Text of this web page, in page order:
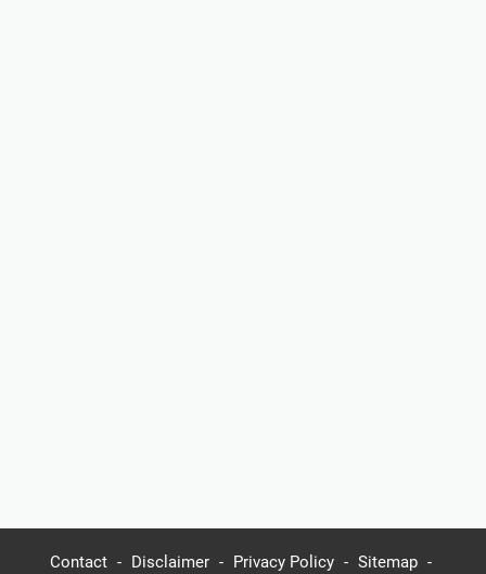
Contact Disclaimer Privacy Policy Sitemap